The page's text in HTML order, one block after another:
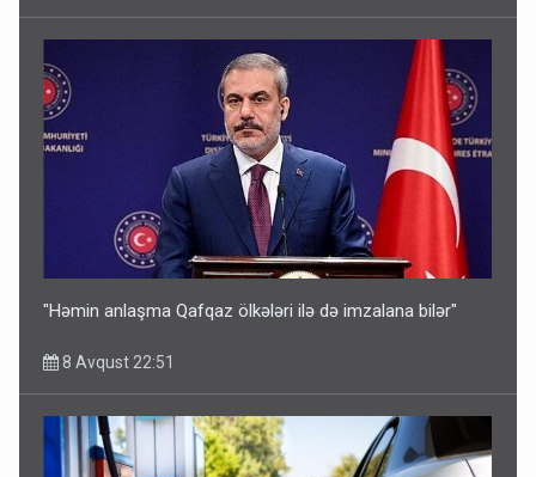
"Həmin anlaşma Qafqaz ölkələri ilə də imzalana bilər"
8 Avqust 22:51